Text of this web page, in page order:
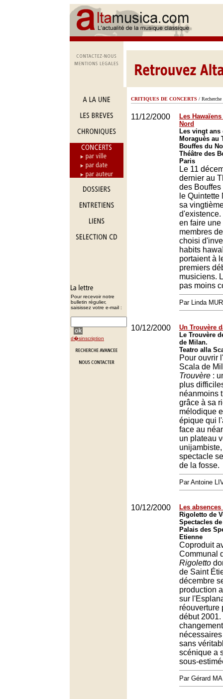
Pour recevoir notre
bulletin régulier,
saisissez votre e-mail :
d�sinscription
CRITIQUES DE CONCERTS / Recherche
11/12/2000
Les
Nord
Les vingt ans
Moraguès au
Bouffes du
Théâtre des
Paris
Le 11
dernier au
des Bouffes
le Quintette
sa
en faire
membres
choisi
habits
portaient à
premiers
musiciens.
pas moins
Par Linda
10/12/2000
Un Trouvère
Le Trouvère
de Milan.
Teatro alla
Pour ouvrir
Scala de
Trouvère :
plus
néanmoins
grâce à sa
mélodique
épique qui
face au
un plateau
spectacle
de la fosse.
Par Antoine
10/12/2000
Les
Rigoletto de
Spectacles
Palais des
Etienne
Coproduit
Communal
Rigoletto
de Saint
décembre
production
sur
réouverture
début
sans
scénique a
sous-
Par Gérard